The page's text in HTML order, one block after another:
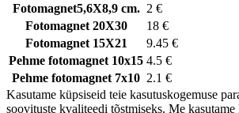
Fotomagnet5,6X8,9 cm. 2 €
Fotomagnet 20X30
18 €
Fotomagnet 15X21
9.45 €
Pehme fotomagnet 10x15 4.5 €
Pehme fotomagnet 7x10 2.1 €
Kasutame küpsiseid teie kasutuskogemuse
soovituste kvaliteedi tõstmiseks. Me